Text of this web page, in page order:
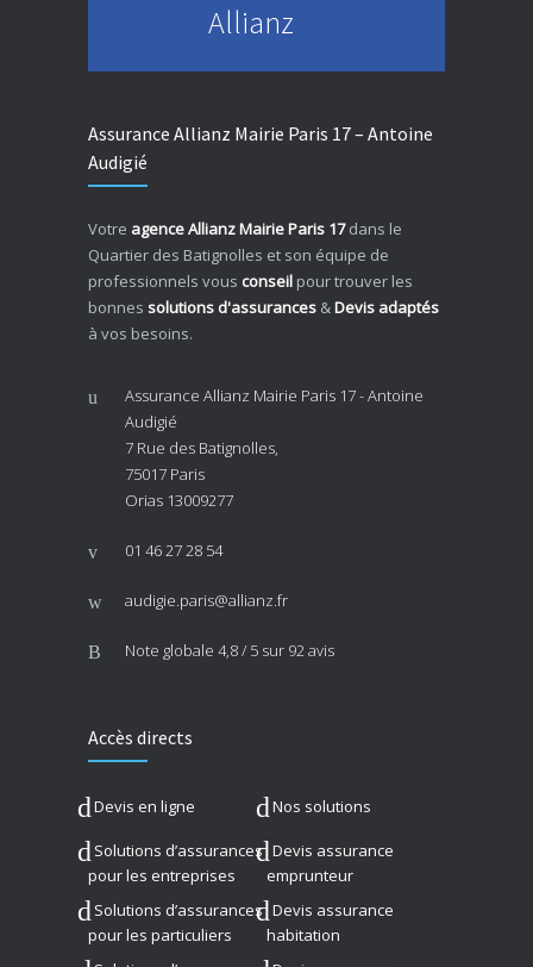
Allianz
Assurance Allianz Mairie Paris 17 – Antoine
Audigié
Votre agence Allianz Mairie Paris 17dans le
Quartier des Batignolles et son équipe de
professionnels vous conseil pour trouver les
bonnes solutions d'assurances &Devis adaptés
à vos besoins.
Assurance Allianz Mairie Paris 17 - Antoine
Audigié
7 Rue des Batignolles,
75017 Paris
Orias 13009277
01 46 27 28 54
audigie.paris@allianz.fr
Note globale 4,8 / 5 sur 92 avis
Accès directs
Devis en ligne Nos solutions
Solutions d’assurances
pour les entreprises
Devis assurance
emprunteur
Solutions d’assurances
pour les particuliers
Devis assurance
habitation